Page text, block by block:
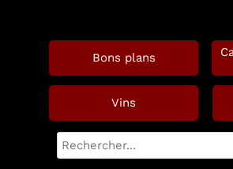
Bons plans
Vins